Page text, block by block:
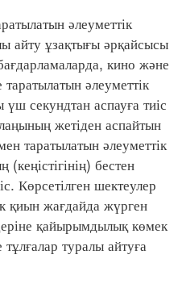
әлеуметтік
айту ұзақтығы әрқайсысы
кино және
әлеуметтік
секундтан аспауға тиіс
жетіден аспайтын
таратылатын әлеуметтік
бестен
Көрсетілген шектеулер
қиын жағдайда жүрген
қайырымдылық көмек
туралы айтуға